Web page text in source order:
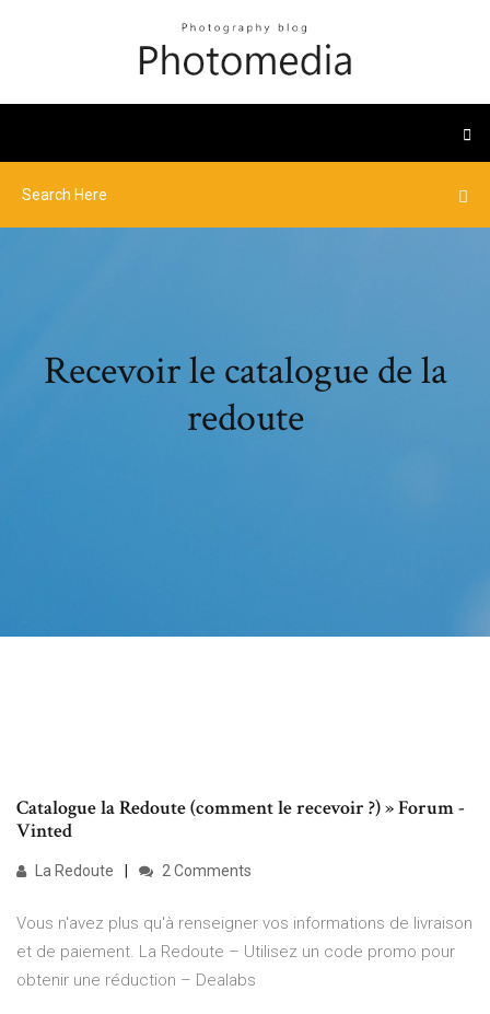
Recevoir le catalogue de la
redoute
Catalogue la Redoute (comment le recevoir ?) » Forum -
Vinted
La Redoute 2 Comments
Vous n'avez plus qu'à renseigner vos informations de livraison
et de paiement. La Redoute – Utilisez un code promo pour
obtenir une réduction – Dealabs